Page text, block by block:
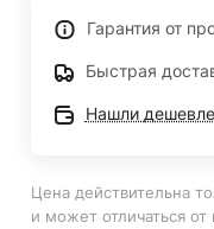
Гарантия от
Быстрая
Нашли
Цена действительна
и может отличаться